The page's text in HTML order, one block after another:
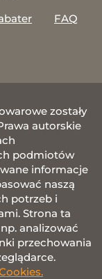
FAQ
zostały
autorskie
podmiotów
informacje
naszą
potrzeb i
Strona ta
analizować
przechowania